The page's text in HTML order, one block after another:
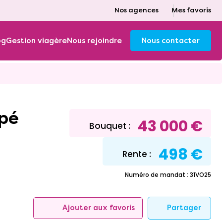
Nos agences Mes favoris
Gestion viagèreNous rejoindre Nous contacter
Bouquet : 43 000 €
Rente : 498 €
Numéro de mandat : 31VO25
Ajouter aux favoris Partager